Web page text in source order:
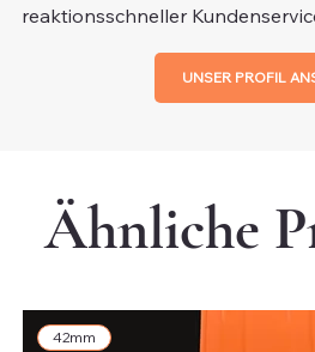
reaktionsschneller
UNSER PROFIL
Ähnliche
42mm